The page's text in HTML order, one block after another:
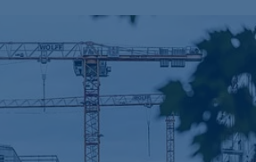
2025: Mehr Verkäufe und stabile